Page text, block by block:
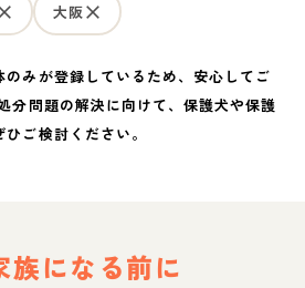
大阪
みが登録しているため、安心してご
分問題の解決に向けて、保護犬や保護
ご検討ください。
族になる前に